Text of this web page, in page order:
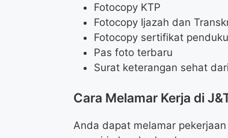
Fotocopy KTP
Fotocopy Ijazah dan
Fotocopy sertifikat
Pas foto terbaru
Surat keterangan sehat
Cara Melamar Kerja di
Anda dapat melamar